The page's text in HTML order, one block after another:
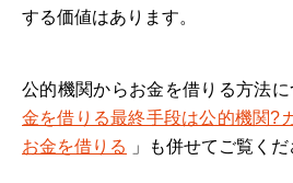
する価値はあります。
公的機関からお金を借りる方法に
金を借りる最終手段は公的機関?
お金を借りる
」も併せてご覧くだ